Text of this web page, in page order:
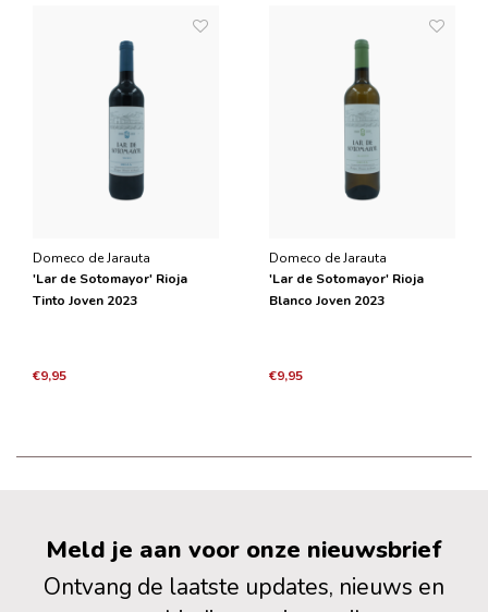
Domeco de Jarauta
'Lar de Sotomayor' Rioja
Tinto Joven 2023
€9,95
Domeco de Jarauta
'Lar de Sotomayor' Rioja
Blanco Joven 2023
€9,95
Meld je aan voor onze nieuwsbrief
Ontvang de laatste updates, nieuws en